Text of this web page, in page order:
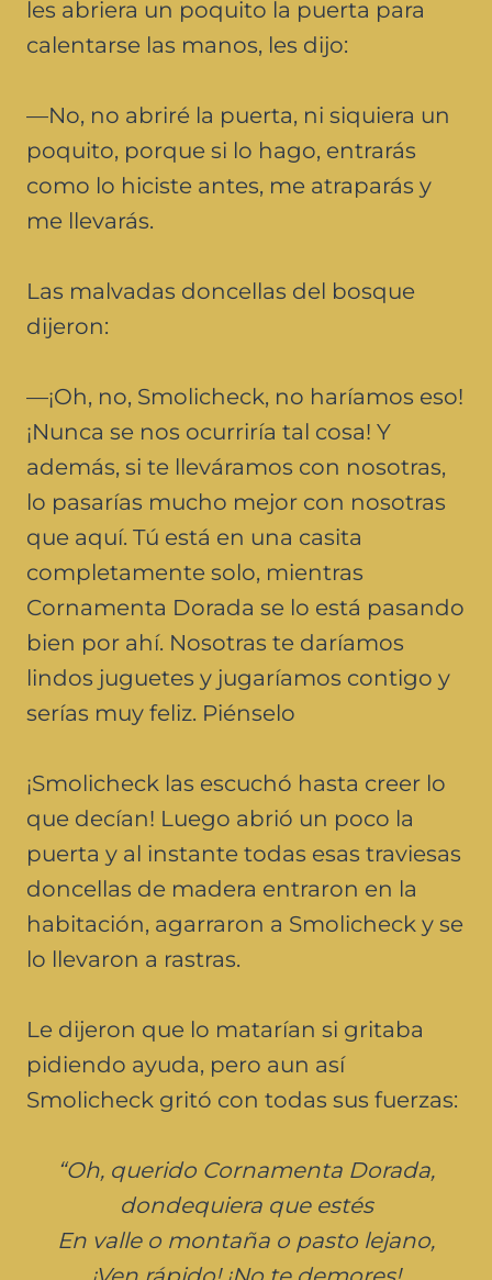
les abriera un poquito la puerta para
calentarse las manos, les dijo:
—No, no abriré la puerta, ni siquiera un
poquito, porque si lo hago, entrarás
como lo hiciste antes, me atraparás y
me llevarás.
Las malvadas doncellas del bosque
dijeron:
—¡Oh, no, Smolicheck, no haríamos eso!
¡Nunca se nos ocurriría tal cosa! Y
además, si te lleváramos con nosotras,
lo pasarías mucho mejor con nosotras
que aquí. Tú está en una casita
completamente solo, mientras
Cornamenta Dorada se lo está pasando
bien por ahí. Nosotras te daríamos
lindos juguetes y jugaríamos contigo y
serías muy feliz. Piénselo
¡Smolicheck las escuchó hasta creer lo
que decían! Luego abrió un poco la
puerta y al instante todas esas traviesas
doncellas de madera entraron en la
habitación, agarraron a Smolicheck y se
lo llevaron a rastras.
Le dijeron que lo matarían si gritaba
pidiendo ayuda, pero aun así
Smolicheck gritó con todas sus fuerzas:
“Oh, querido Cornamenta Dorada,
dondequiera que estés
En valle o montaña o pasto lejano,